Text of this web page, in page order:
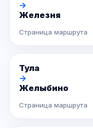
→
Железня
Страница маршрута
Тула
→
Желыбино
Страница маршрута